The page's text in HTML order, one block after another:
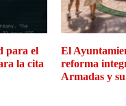
para el
la cita
El
reforma
Armadas y